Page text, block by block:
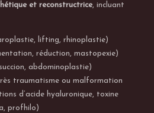
et reconstructrice, incluant
lifting, rhinoplastie)
réduction, mastopexie)
abdominoplastie)
traumatisme ou malformation
d’acide hyaluronique, toxine
profhilo)